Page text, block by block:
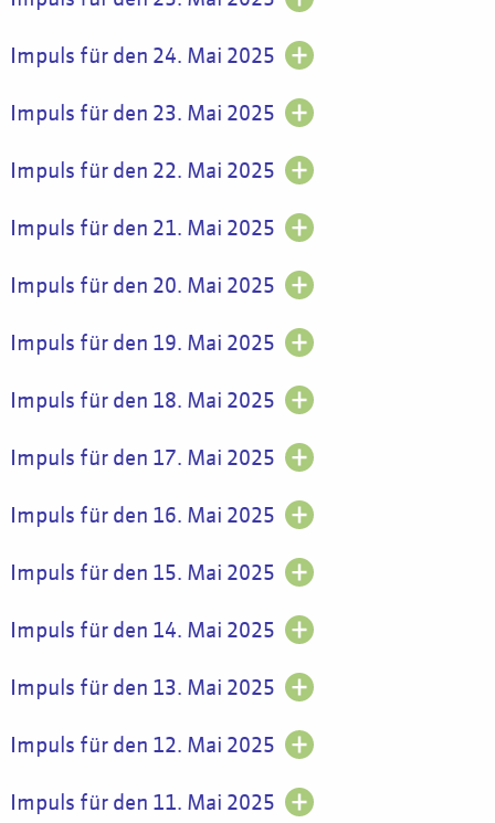
Impuls für den 24. Mai 2025
Impuls für den 23. Mai 2025
Impuls für den 22. Mai 2025
Impuls für den 21. Mai 2025
Impuls für den 20. Mai 2025
Impuls für den 19. Mai 2025
Impuls für den 18. Mai 2025
Impuls für den 17. Mai 2025
Impuls für den 16. Mai 2025
Impuls für den 15. Mai 2025
Impuls für den 14. Mai 2025
Impuls für den 13. Mai 2025
Impuls für den 12. Mai 2025
Impuls für den 11. Mai 2025